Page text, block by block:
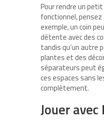
Pour rendre un
fonctionnel, pensez
exemple, un coin
détente avec des
tandis qu’un autre
plantes et des
séparateurs peut
ces espaces sans
complètement.
Jouer